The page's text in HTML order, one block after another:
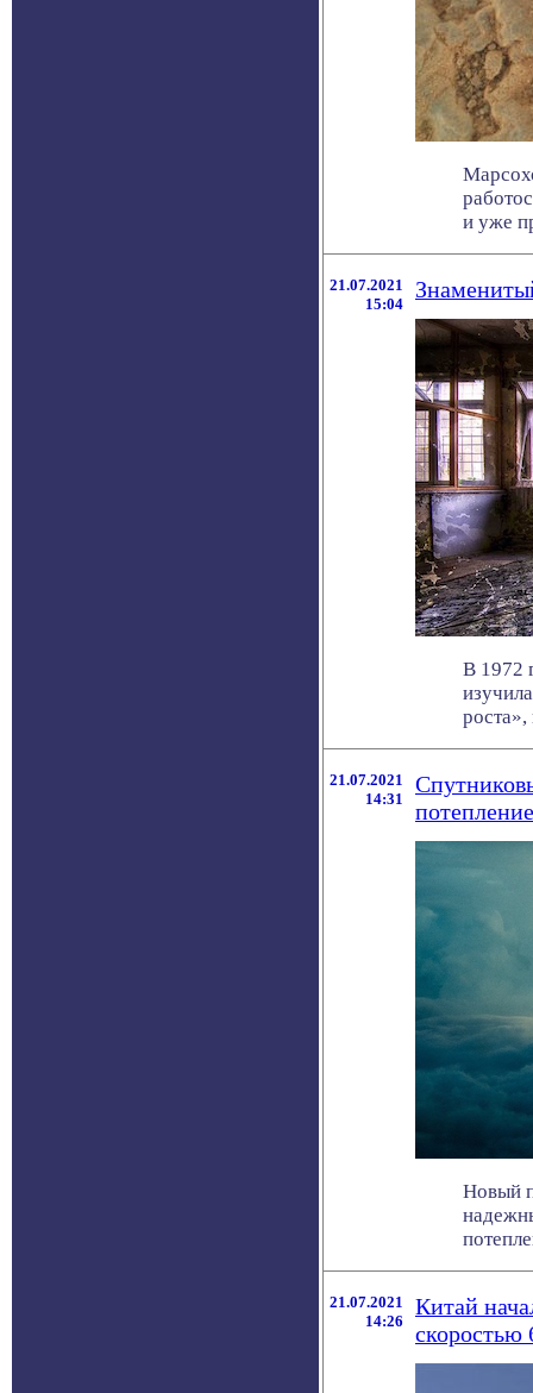
и уже
21.07.2021
15:04
В 1972
роста»,
21.07.2021
14:31
потепление
Новый
21.07.2021
14:26
Китай
скоростью